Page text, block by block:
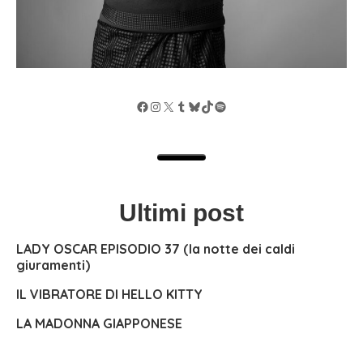
Facebook
Instagram
X Tumblr
Bluesky
TikTokSpotify
Ultimi post
LADY OSCAR EPISODIO 37 (la notte dei caldi
giuramenti)
IL VIBRATORE DI HELLO KITTY
LA MADONNA GIAPPONESE